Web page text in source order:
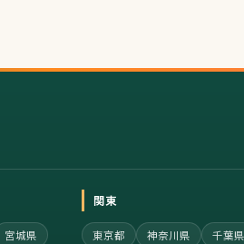
宮城県
関東
東京都 神奈川県 千葉県